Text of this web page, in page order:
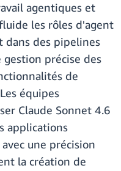
agentiques et
les rôles d'agent
dans des pipelines
précise des
de
équipes
Claude Sonnet 4.6
applications
une précision
la création de